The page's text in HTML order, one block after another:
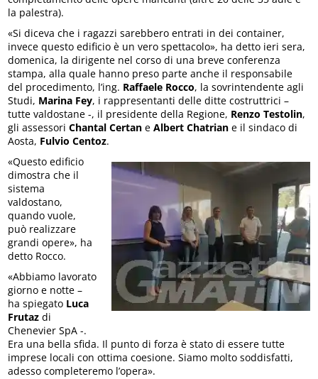
la palestra).
«Si diceva che i ragazzi sarebbero entrati in dei container,
invece questo edificio è un vero spettacolo», ha detto ieri sera,
domenica, la dirigente nel corso di una breve conferenza
stampa, alla quale hanno preso parte anche il responsabile
del procedimento, l’ing. Raffaele Rocco, la sovrintendente agli
Studi, Marina Fey, i rappresentanti delle ditte costruttrici –
tutte valdostane -, il presidente della Regione, Renzo Testolin,
gli assessoriChantal Certan eAlbert Chatrian e il sindaco di
Aosta, Fulvio Centoz.
«Questo edificio
dimostra che il
sistema
valdostano,
quando vuole,
può realizzare
grandi opere», ha
detto Rocco.
«Abbiamo lavorato
giorno e notte –
ha spiegato Luca
Frutaz di
Chenevier SpA -.
Era una bella sfida. Il punto di forza è stato di essere tutte
imprese locali con ottima coesione. Siamo molto soddisfatti,
adesso completeremo l’opera».